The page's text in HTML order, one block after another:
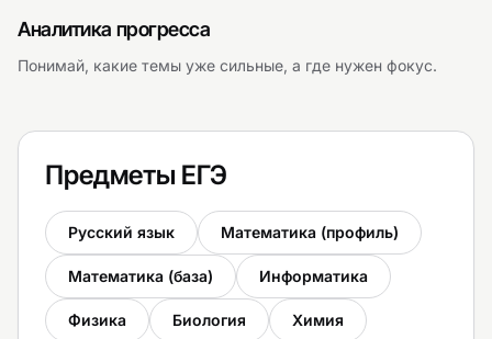
Аналитика прогресса
Понимай, какие темы уже сильные, а где нужен фокус.
Предметы ЕГЭ
Русский язык Математика (профиль)
Математика (база) Информатика
Физика Биология Химия